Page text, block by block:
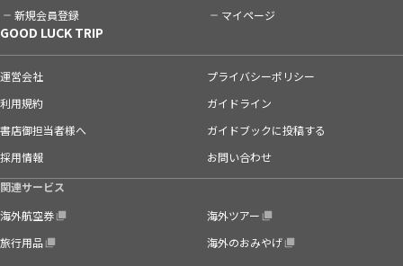
新規会員登録 マイページ
GOOD LUCK TRIP
運営会社
プライバシーポリシー
利用規約
ガイドライン
書店御担当者様へ
ガイドブックに投稿する
採用情報
お問い合わせ
関連サービス
海外航空券
海外ツアー
旅行用品
海外のおみやげ